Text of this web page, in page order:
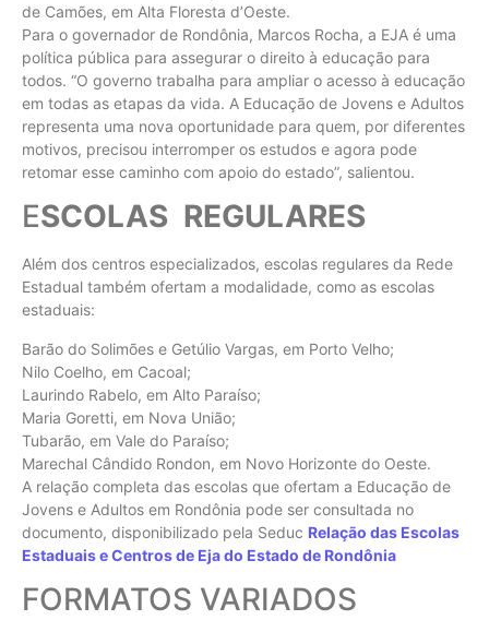
de Camões, em Alta Floresta d’Oeste.
Para o governador de Rondônia, Marcos Rocha, a EJA é uma
política pública para assegurar o direito à educação para
todos. “O governo trabalha para ampliar o acesso à educação
em todas as etapas da vida. A Educação de Jovens e Adultos
representa uma nova oportunidade para quem, por diferentes
motivos, precisou interromper os estudos e agora pode
retomar esse caminho com apoio do estado”, salientou.
ESCOLAS REGULARES
Além dos centros especializados, escolas regulares da Rede
Estadual também ofertam a modalidade, como as escolas
estaduais:
Barão do Solimões e Getúlio Vargas, em Porto Velho;
Nilo Coelho, em Cacoal;
Laurindo Rabelo, em Alto Paraíso;
Maria Goretti, em Nova União;
Tubarão, em Vale do Paraíso;
Marechal Cândido Rondon, em Novo Horizonte do Oeste.
A relação completa das escolas que ofertam a Educação de
Jovens e Adultos em Rondônia pode ser consultada no
documento, disponibilizado pela Seduc Relação das Escolas
Estaduais e Centros de Eja do Estado de Rondônia
FORMATOS VARIADOS